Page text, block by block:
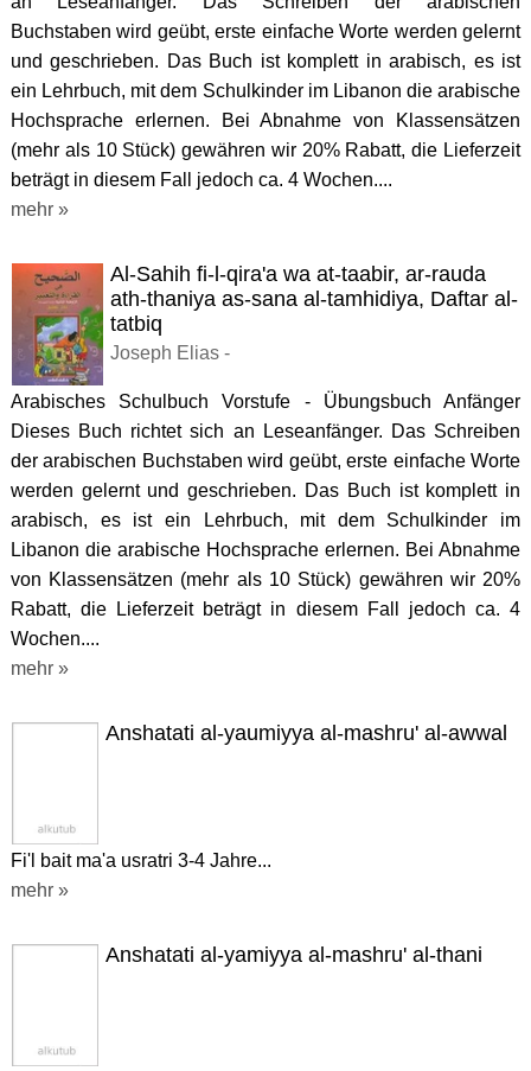
Buchstaben wird geübt, erste einfache Worte werden gelernt
und geschrieben. Das Buch ist komplett in arabisch, es ist
ein Lehrbuch, mit dem Schulkinder im Libanon die arabische
Hochsprache erlernen. Bei Abnahme von Klassensätzen
(mehr als 10 Stück) gewähren wir 20% Rabatt, die Lieferzeit
beträgt in diesem Fall jedoch ca. 4 Wochen....
mehr »
Al-Sahih fi-l-qira'a wa at-taabir, ar-rauda
ath-thaniya as-sana al-tamhidiya, Daftar al-
tatbiq
Joseph Elias -
Arabisches Schulbuch Vorstufe - Übungsbuch Anfänger
Dieses Buch richtet sich an Leseanfänger. Das Schreiben
der arabischen Buchstaben wird geübt, erste einfache Worte
werden gelernt und geschrieben. Das Buch ist komplett in
arabisch, es ist ein Lehrbuch, mit dem Schulkinder im
Libanon die arabische Hochsprache erlernen. Bei Abnahme
von Klassensätzen (mehr als 10 Stück) gewähren wir 20%
Rabatt, die Lieferzeit beträgt in diesem Fall jedoch ca. 4
Wochen....
mehr »
Anshatati al-yaumiyya al-mashru' al-awwal
Fi'l bait ma'a usratri 3-4 Jahre...
mehr »
Anshatati al-yamiyya al-mashru' al-thani